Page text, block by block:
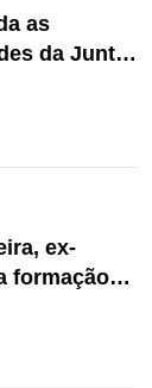
as
da Junta
Ver
ex-
formação